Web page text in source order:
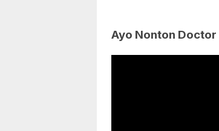
Ayo Nonton